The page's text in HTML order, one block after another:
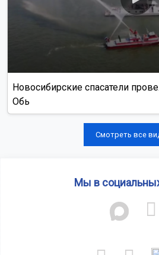
Новосибирские спасатели
Обь
Смотреть все
Мы в